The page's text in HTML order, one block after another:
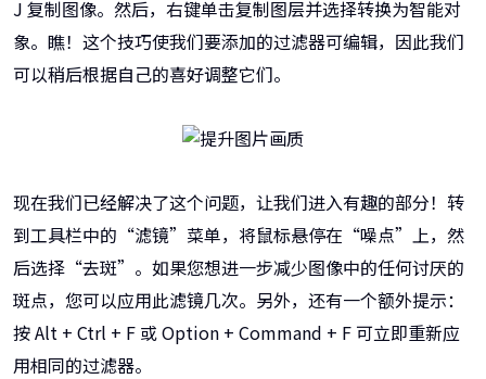
J 复制图像。然后，右键单击复制图层并选择转换为智能对
象。瞧！这个技巧使我们要添加的过滤器可编辑，因此我们
可以稍后根据自己的喜好调整它们。
现在我们已经解决了这个问题，让我们进入有趣的部分！转
到工具栏中的“滤镜”菜单，将鼠标悬停在“噪点”上，然
后选择“去斑”。如果您想进一步减少图像中的任何讨厌的
斑点，您可以应用此滤镜几次。另外，还有一个额外提示：
按 Alt + Ctrl + F 或 Option + Command + F 可立即重新应
用相同的过滤器。